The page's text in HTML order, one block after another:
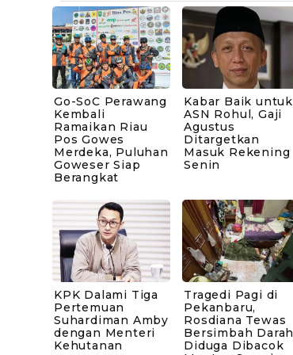
Go-SoC Perawang
Kembali
Ramaikan Riau
Pos Gowes
Merdeka, Puluhan
Goweser Siap
Berangkat
Kabar Baik untuk
ASN Rohul, Gaji
Agustus
Ditargetkan
Masuk Rekening
Senin
KPK Dalami Tiga
Pertemuan
Suhardiman Amby
dengan Menteri
Kehutanan
Tragedi Pagi di
Pekanbaru,
Rosdiana Tewas
Bersimbah Darah
Diduga Dibacok